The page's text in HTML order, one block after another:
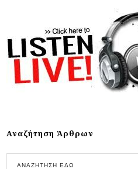
Αναζήτηση Άρθρων